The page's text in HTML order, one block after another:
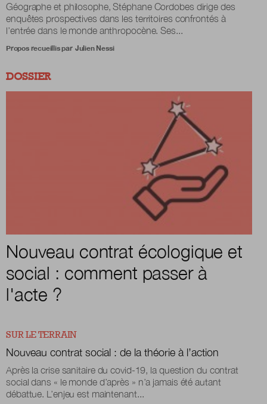
Géographe et philosophe, Stéphane Cordobes dirige des
enquêtes prospectives dans les territoires confrontés à
l’entrée dans le monde anthropocène. Ses...
Propos recueillis par Julien Nessi
DOSSIER
Nouveau contrat écologique et
social : comment passer à
l'acte ?
SUR LE TERRAIN
Nouveau contrat social : de la théorie à l’action
Après la crise sanitaire du covid-19, la question du contrat
social dans « le monde d’après » n’a jamais été autant
débattue. L’enjeu est maintenant...